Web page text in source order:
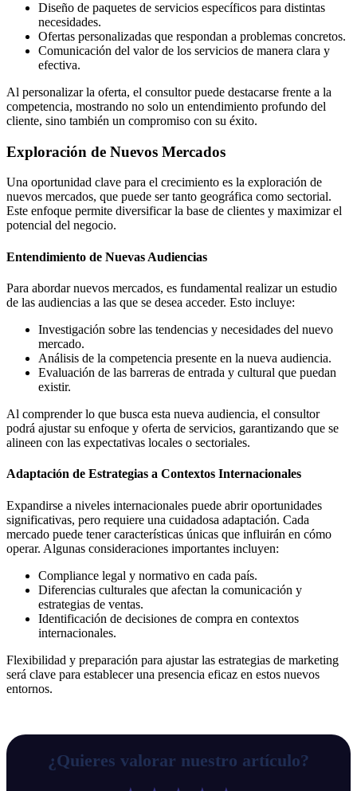
Diseño de paquetes de servicios específicos para distintas
necesidades.
Ofertas personalizadas que respondan a problemas concretos.
Comunicación del valor de los servicios de manera clara y
efectiva.
Al personalizar la oferta, el consultor puede destacarse frente a la
competencia, mostrando no solo un entendimiento profundo del
cliente, sino también un compromiso con su éxito.
Exploración de Nuevos Mercados
Una oportunidad clave para el crecimiento es la exploración de
nuevos mercados, que puede ser tanto geográfica como sectorial.
Este enfoque permite diversificar la base de clientes y maximizar el
potencial del negocio.
Entendimiento de Nuevas Audiencias
Para abordar nuevos mercados, es fundamental realizar un estudio
de las audiencias a las que se desea acceder. Esto incluye:
Investigación sobre las tendencias y necesidades del nuevo
mercado.
Análisis de la competencia presente en la nueva audiencia.
Evaluación de las barreras de entrada y cultural que puedan
existir.
Al comprender lo que busca esta nueva audiencia, el consultor
podrá ajustar su enfoque y oferta de servicios, garantizando que se
alineen con las expectativas locales o sectoriales.
Adaptación de Estrategias a Contextos Internacionales
Expandirse a niveles internacionales puede abrir oportunidades
significativas, pero requiere una cuidadosa adaptación. Cada
mercado puede tener características únicas que influirán en cómo
operar. Algunas consideraciones importantes incluyen:
Compliance legal y normativo en cada país.
Diferencias culturales que afectan la comunicación y
estrategias de ventas.
Identificación de decisiones de compra en contextos
internacionales.
Flexibilidad y preparación para ajustar las estrategias de marketing
será clave para establecer una presencia eficaz en estos nuevos
entornos.
¿Quieres valorar nuestro artículo?